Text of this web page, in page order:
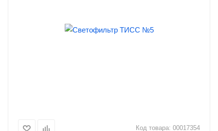
Код товара: 00017354